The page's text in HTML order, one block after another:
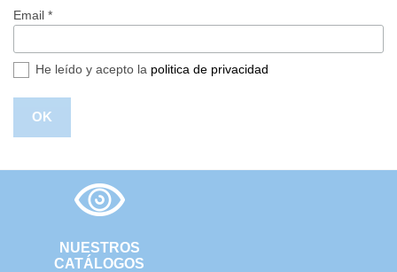
Email *
He leído y acepto la politica de privacidad
NUESTROS
CATÁLOGOS